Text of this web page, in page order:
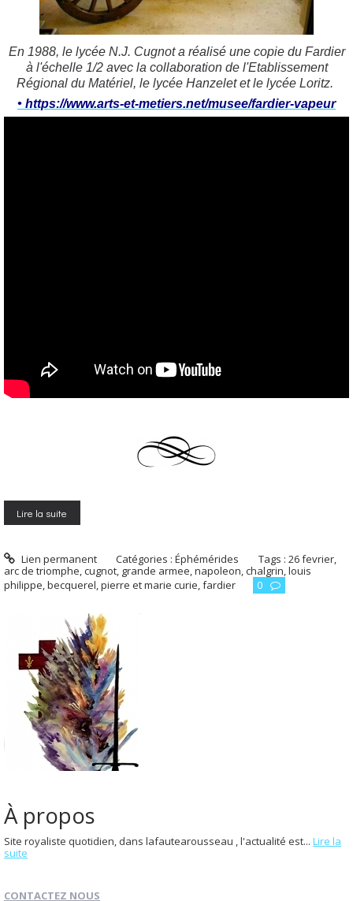
En 1988, le lycée N.J. Cugnot a réalisé une copie du Fardier
à l'échelle 1/2 avec la collaboration de l'Etablissement
Régional du Matériel, le lycée Hanzelet et le lycée Loritz.
• https://www.arts-et-metiers.net/musee/fardier-vapeur
Lire la suite
Lien permanent Catégories :Éphémérides Tags :26 fevrier,
arc de triomphe,cugnot, grande armee,napoleon,chalgrin,louis
philippe,becquerel,pierre et marie curie,fardier 0
À propos
Site royaliste quotidien, dans lafautearousseau , l'actualité est... Lire la
suite
CONTACTEZ NOUS